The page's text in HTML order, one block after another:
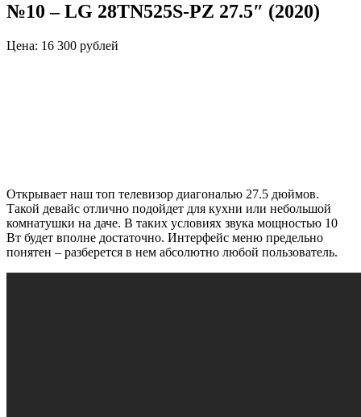
№10–LG 28TN525S-PZ 27.5″ (2020)
Цена: 16 300 рублей
Открывает наш топ телевизор диагональю 27.5 дюймов.
Такой девайс отлично подойдет для кухни или небольшой
комнатушки на даче. В таких условиях звука мощностью 10
Вт будет вполне достаточно. Интерфейс меню предельно
понятен – разберется в нем абсолютно любой пользователь.